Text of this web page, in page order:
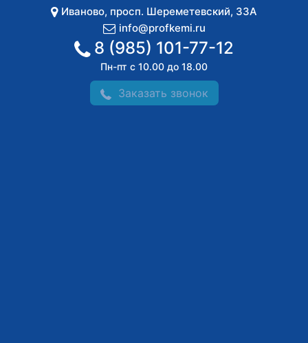
Иваново, просп. Шереметевский, 33А
info@profkemi.ru
8 (985) 101-77-12
Пн-пт с 10.00 до 18.00
Заказать звонок